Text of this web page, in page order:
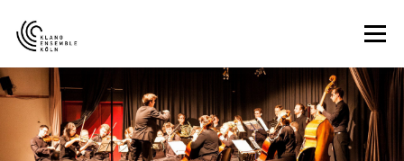
Menü
HOME ÜBER UNS KONZERTE MEDIA